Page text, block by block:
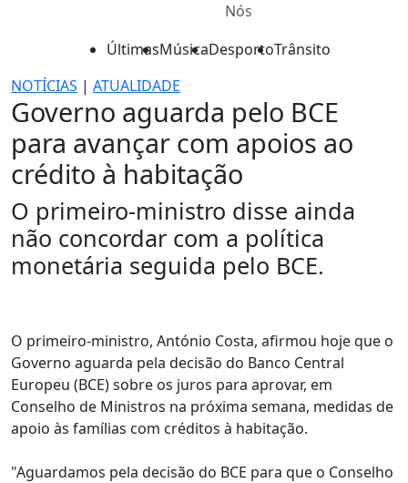
Nós
ÚltimasMúsicaDesportoTrânsito
NOTÍCIAS | ATUALIDADE
Governo aguarda pelo BCE
para avançar com apoios ao
crédito à habitação
O primeiro-ministro disse ainda
não concordar com a política
monetária seguida pelo BCE.
O primeiro-ministro, António Costa, afirmou hoje que o
Governo aguarda pela decisão do Banco Central
Europeu (BCE) sobre os juros para aprovar, em
Conselho de Ministros na próxima semana, medidas de
apoio às famílias com créditos à habitação.
"Aguardamos pela decisão do BCE para que o Conselho